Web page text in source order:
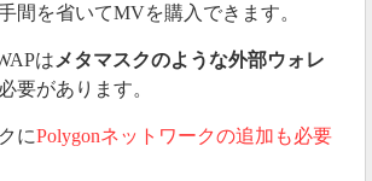
間を省いてMVを購入できます。
は メタマスクのような外部ウォレ
要があります。
にPolygonネットワークの追加も必要